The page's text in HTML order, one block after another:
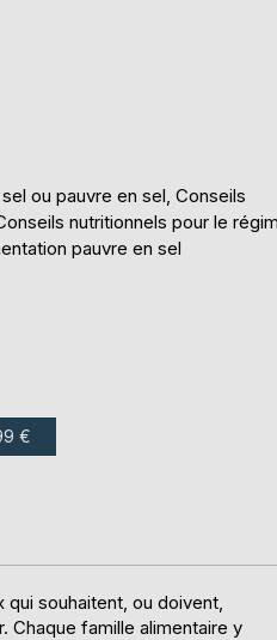
ou pauvre en sel, Conseils
nutritionnels pour le
pauvre en sel
€
souhaitent, ou doivent,
Chaque famille alimentaire y